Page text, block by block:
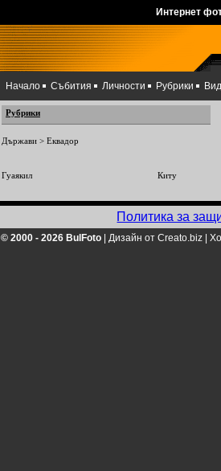
Интернет
Начало Събития Личности Рубрики
Рубрики
Държави > Еквадор
Гуаякил Киту
Политика за
© 2000 - 2026 BulFoto Дизайн от Creato.biz